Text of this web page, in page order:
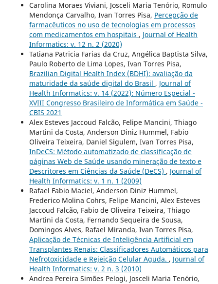
Carolina Moraes Viviani, Josceli Maria Tenório, Romulo
Mendonça Carvalho, Ivan Torres Pisa, Percepção de
farmacêuticos no uso de tecnologias em processos
com medicamentos em hospitais , Journal of Health
Informatics: v. 12 n. 2 (2020)
Tatiana Patricia Farias da Cruz, Angélica Baptista Silva,
Paulo Roberto de Lima Lopes, Ivan Torres Pisa,
Brazilian Digital Health Index (BDHI): avaliação da
maturidade da saúde digital do Brasil , Journal of
Health Informatics: v. 14 (2022): Número Especial -
XVIII Congresso Brasileiro de Informática em Saúde -
CBIS 2021
Alex Esteves Jaccoud Falcão, Felipe Mancini, Thiago
Martini da Costa, Anderson Diniz Hummel, Fabio
Oliveira Teixeira, Daniel Sigulem, Ivan Torres Pisa,
InDeCS: Método automatizado de classificação de
páginas Web de Saúde usando mineração de texto e
Descritores em Ciências da Saúde (DeCS) , Journal of
Health Informatics: v. 1 n. 1 (2009)
Rafael Fabio Maciel, Anderson Diniz Hummel,
Frederico Molina Cohrs, Felipe Mancini, Alex Esteves
Jaccoud Falcão, Fabio de Oliveira Teixeira, Thiago
Martini da Costa, Fernando Sequeira de Sousa,
Domingos Alves, Rafael Miranda, Ivan Torres Pisa,
Aplicação de Técnicas de Inteligência Artificial em
Transplantes Renais: Classificadores Automáticos para
Nefrotoxicidade e Rejeição Celular Aguda. , Journal of
Health Informatics: v. 2 n. 3 (2010)
Andrea Pereira Simões Pelogi, Josceli Maria Tenório,